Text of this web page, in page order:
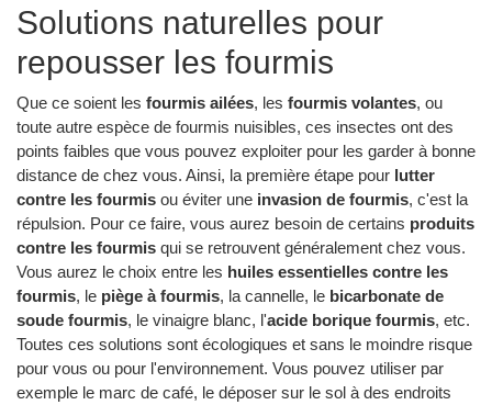
Solutions naturelles pour
repousser les fourmis
Que ce soient les fourmis ailées, les fourmis volantes, ou
toute autre espèce de fourmis nuisibles, ces insectes ont des
points faibles que vous pouvez exploiter pour les garder à bonne
distance de chez vous. Ainsi, la première étape pour lutter
contre les fourmis ou éviter une invasion de fourmis, c'est la
répulsion. Pour ce faire, vous aurez besoin de certains produits
contre les fourmis qui se retrouvent généralement chez vous.
Vous aurez le choix entre les huiles essentielles contre les
fourmis, le piège à fourmis, la cannelle, le bicarbonate de
soude fourmis, le vinaigre blanc, l'acide borique fourmis, etc.
Toutes ces solutions sont écologiques et sans le moindre risque
pour vous ou pour l'environnement. Vous pouvez utiliser par
exemple le marc de café, le déposer sur le sol à des endroits